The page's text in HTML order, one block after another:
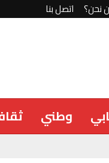
نحن؟ اتصل بنا
وطني